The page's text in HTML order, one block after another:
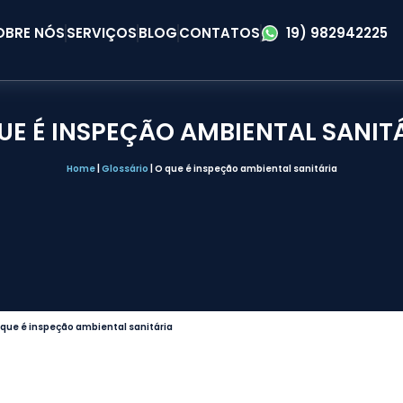
NÓSSERVIÇOSBLOGCONTATOS 19) 982942225
É INSPEÇÃO AMBIENTAL
Home| Glossário O que é inspeção ambiental sanitária
é inspeção ambiental sanitária